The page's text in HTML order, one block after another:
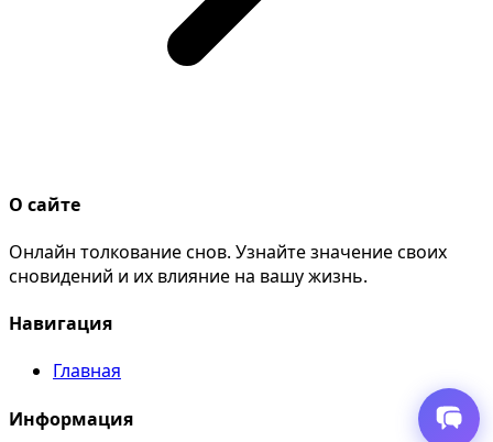
О сайте
Онлайн толкование снов. Узнайте значение своих
сновидений и их влияние на вашу жизнь.
Навигация
Главная
Информация